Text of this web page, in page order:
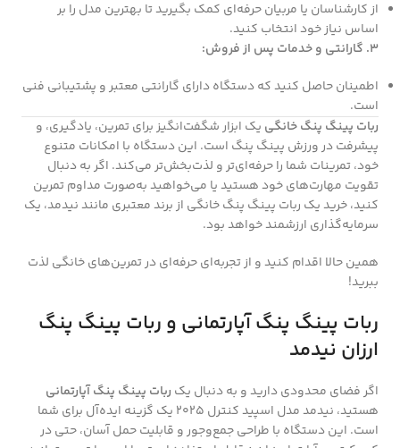
از کارشناسان یا مربیان حرفه‌ای کمک بگیرید تا بهترین مدل را بر
اساس نیاز خود انتخاب کنید.
3. گارانتی و خدمات پس از فروش:
اطمینان حاصل کنید که دستگاه دارای گارانتی معتبر و پشتیبانی فنی
است.
ربات پینگ پنگ خانگی یک ابزار شگفت‌انگیز برای تمرین، یادگیری، و
پیشرفت در ورزش پینگ پنگ است. این دستگاه با امکانات متنوع
خود، تمرینات شما را حرفه‌ای‌تر و لذت‌بخش‌تر می‌کند. اگر به دنبال
تقویت مهارت‌های خود هستید یا می‌خواهید به‌صورت مداوم تمرین
کنید، خرید یک ربات پینگ پنگ خانگی از برند معتبری مانند نیدمد، یک
سرمایه‌گذاری ارزشمند خواهد بود.
همین حالا اقدام کنید و از تجربه‌ای حرفه‌ای در تمرین‌های خانگی لذت
ببرید!
ربات پینگ پنگ آپارتمانی و ربات پینگ پنگ
ارزان نیدمد
اگر فضای محدودی دارید و به دنبال یک ربات پینگ پنگ آپارتمانی
هستید، نیدمد مدل اسپید کنترل 2025 یک گزینه ایده‌آل برای شما
است. این دستگاه با طراحی جمع‌وجور و قابلیت حمل آسان، حتی در